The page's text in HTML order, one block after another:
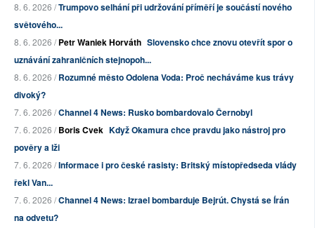
8. 6. 2026 /Trumpovo selhání při udržování příměří je součástí nového
světového...
8. 6. 2026 /Petr Waniek Horváth Slovensko chce znovu otevřít spor o
uznávání zahraničních stejnopoh...
8. 6. 2026 /Rozumné město Odolena Voda: Proč necháváme kus trávy
divoký?
7. 6. 2026 /Channel 4 News: Rusko bombardovalo Černobyl
7. 6. 2026 /Boris Cvek Když Okamura chce pravdu jako nástroj pro
pověry a lži
7. 6. 2026 /Informace i pro české rasisty: Britský místopředseda vlády
řekl Van...
7. 6. 2026 /Channel 4 News: Izrael bombarduje Bejrút. Chystá se Írán
na odvetu?